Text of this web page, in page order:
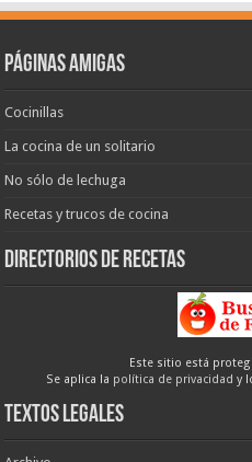
Páginas amigas
Cocinillas
La cocina de un solitario
No sólo de lechuga
Recetas y trucos de cocina
Directorios de recetas
Este sitio está
Se aplica la política de privacidad y
Textos legales